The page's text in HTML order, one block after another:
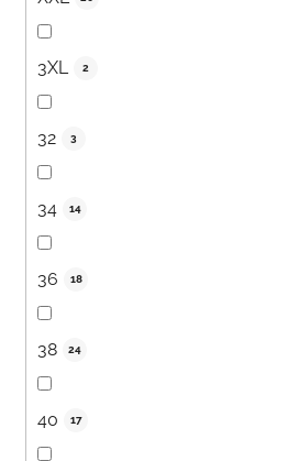
3XL 2
32 3
34 14
36 18
38 24
40 17